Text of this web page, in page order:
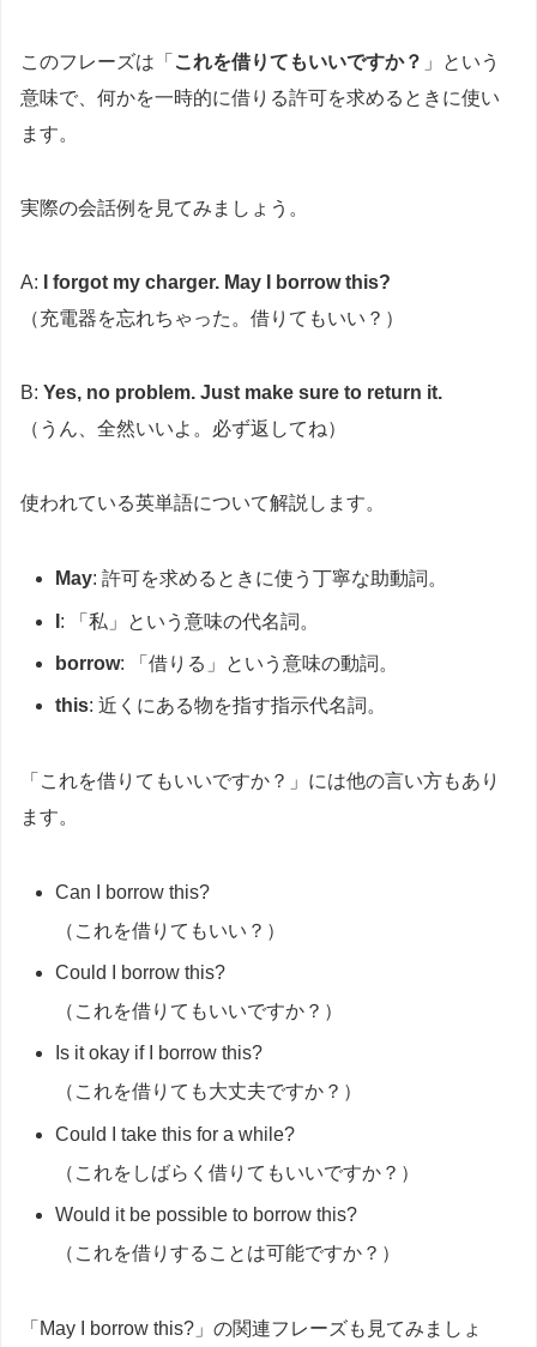
このフレーズは「 これを借りてもいいですか？ 」という
意味で、何かを一時的に借りる許可を求めるときに使い
ます。
実際の会話例を見てみましょう。
A:
I forgot my charger. May I borrow this?
（充電器を忘れちゃった。借りてもいい？）
B: Yes, no problem. Just make sure to return it.
（うん、全然いいよ。必ず返してね）
使われている英単語について解説します。
May: 許可を求めるときに使う丁寧な助動詞。
: 「私」という意味の代名詞。
borrow: 「借りる」という意味の動詞。
this: 近くにある物を指す指示代名詞。
「これを借りてもいいですか？」には他の言い方もあり
ます。
Can I borrow this?
（これを借りてもいい？）
Could I borrow this?
（これを借りてもいいですか？）
Is it okay if I borrow this?
（これを借りても大丈夫ですか？）
Could I take this for a while?
（これをしばらく借りてもいいですか？）
Would it be possible to borrow this?
（これを借りすることは可能ですか？）
「May I borrow this?」の関連フレーズも見てみましょ